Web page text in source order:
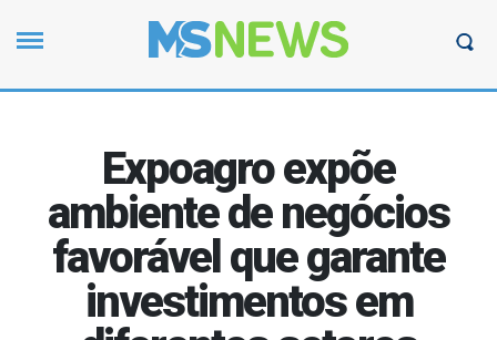
Expoagro expõe
ambiente de negócios
favorável que garante
investimentos em